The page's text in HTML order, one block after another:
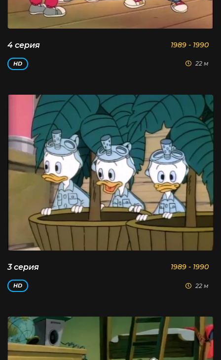
4 серия 1989 - 1990
HD 22 м
3 серия 1989 - 1990
HD 22 м